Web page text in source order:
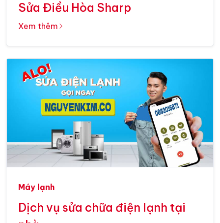
Sửa Điều Hòa Sharp
Xem thêm
Máy lạnh
Dịch vụ sửa chữa điện lạnh tại